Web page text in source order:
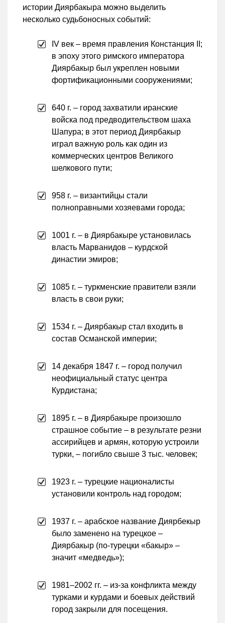
истории Диярбакыра можно выделить
несколько судьбоносных событий:
IV век – время правления Констанция II;
в эпоху этого римского императора
Диярбакыр был укреплен новыми
фортификационными сооружениями;
640 г. – город захватили иранские
войска под предводительством шаха
Шапура; в этот период Диярбакыр
играл важную роль как один из
коммерческих центров Великого
шелкового пути;
958 г. – византийцы стали
полноправными хозяевами города;
1001 г. – в Диярбакыре установилась
власть Марванидов – курдской
династии эмиров;
1085 г. – туркменские правители взяли
власть в свои руки;
1534 г. – Диярбакыр стал входить в
состав Османской империи;
14 декабря 1847 г. – город получил
неофициальный статус центра
Курдистана;
1895 г. – в Диярбакыре произошло
страшное событие – в результате резни
ассирийцев и армян, которую устроили
турки, – погибло свыше 3 тыс. человек;
1923 г. – турецкие националисты
установили контроль над городом;
1937 г. – арабское название Диярбекыр
было заменено на турецкое –
Диярбакыр (по-турецки «бакыр» –
значит «медведь»);
1981–2002 гг. – из-за конфликта между
турками и курдами и боевых действий
город закрыли для посещения.